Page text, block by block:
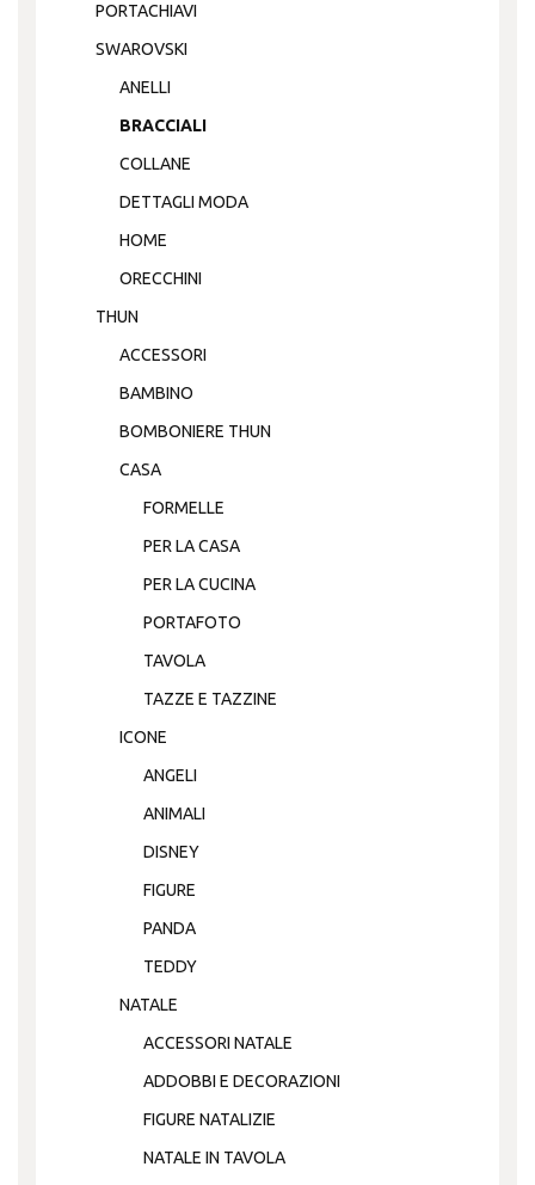
PORTACHIAVI
SWAROVSKI
ANELLI
BRACCIALI
COLLANE
DETTAGLI MODA
HOME
ORECCHINI
THUN
ACCESSORI
BAMBINO
BOMBONIERE THUN
CASA
FORMELLE
PER LA CASA
PER LA CUCINA
PORTAFOTO
TAVOLA
TAZZE E TAZZINE
ICONE
ANGELI
ANIMALI
DISNEY
FIGURE
PANDA
TEDDY
NATALE
ACCESSORI NATALE
ADDOBBI E DECORAZIONI
FIGURE NATALIZIE
NATALE IN TAVOLA